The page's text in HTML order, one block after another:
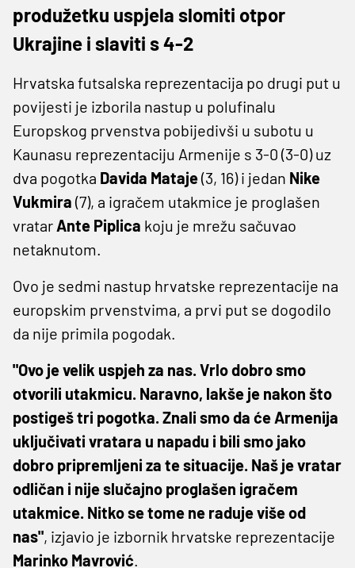
produžetku uspjela slomiti otpor
Ukrajine i slaviti s 4-2
Hrvatska futsalska reprezentacija po drugi put u
povijesti je izborila nastup u polufinalu
Europskog prvenstva pobijedivši u subotu u
Kaunasu reprezentaciju Armenije s 3-0 (3-0) uz
dva pogotka Davida Mataje(3, 16) i jedan Nike
Vukmira (7), a igračem utakmice je proglašen
vratar Ante Piplica koju je mrežu sačuvao
netaknutom.
Ovo je sedmi nastup hrvatske reprezentacije na
europskim prvenstvima, a prvi put se dogodilo
da nije primila pogodak.
"Ovo je velik uspjeh za nas. Vrlo dobro smo
otvorili utakmicu. Naravno, lakše je nakon što
postigeš tri pogotka. Znali smo da će Armenija
uključivati vratara u napadu i bili smo jako
dobro pripremljeni za te situacije. Naš je vratar
odličan i nije slučajno proglašen igračem
utakmice. Nitko se tome ne raduje više od
nas", izjavio je izbornik hrvatske reprezentacije
Marinko Mavrović.